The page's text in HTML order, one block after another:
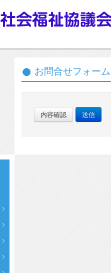
お問合せフォーム
内容確認 送信